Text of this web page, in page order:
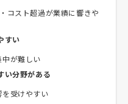
コスト超過が業績に響きや
すい
が難しい
い分野がある
受けやすい